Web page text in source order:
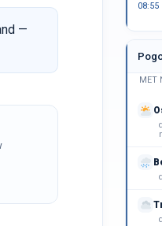
—
08:55
MET